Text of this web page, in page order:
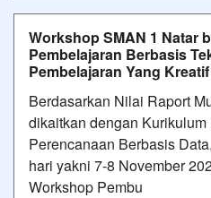
Workshop SMAN 1 Natar
Pembelajaran Berbasis
Pembelajaran Yang
Berdasarkan Nilai Raport
dikaitkan dengan Kurikulum
Perencanaan Berbasis
hari yakni 7-8 November
Workshop Pembu